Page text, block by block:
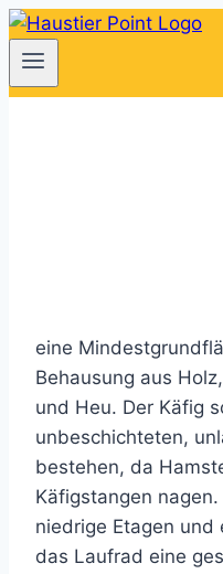
Zum
Inhalt
springen
eine
Behausung aus
und Heu. Der Käfig
unbeschichteten,
bestehen, da
Käfigstangen
niedrige Etagen und
das Laufrad eine